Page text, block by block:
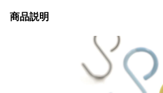
商品説明